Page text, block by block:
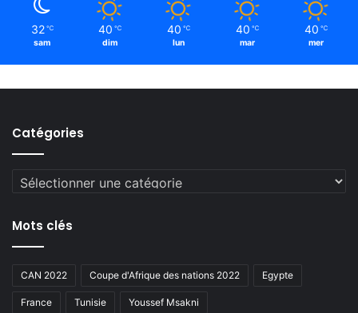
32 ℃
sam
40 ℃
dim
40 ℃
lun
40 ℃
mar
40 ℃
mer
Catégories
Catégories
Mots clés
CAN 2022 Coupe d'Afrique des nations 2022 Egypte
France Tunisie Youssef Msakni